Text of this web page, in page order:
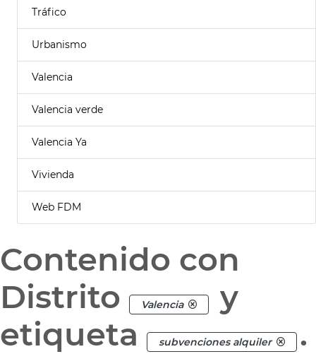
Tráfico
Urbanismo
Valencia
Valencia verde
Valencia Ya
Vivienda
Web FDM
Contenido con
Distrito
Valencia
y
etiqueta
subvenciones alquiler .